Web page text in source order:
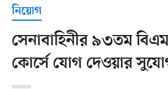
নিয়োগ
সেনাবাহিনীর ৯৩তম
কোর্সে যোগ দেওয়ার